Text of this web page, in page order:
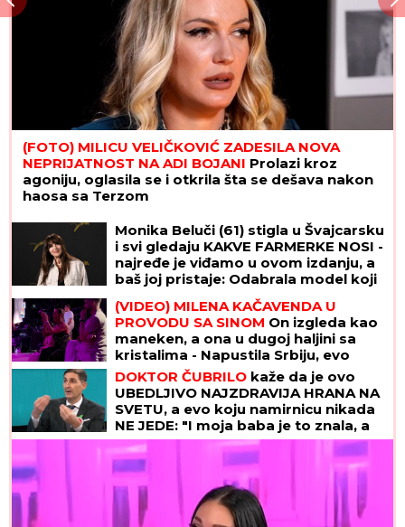
(FOTO) MILICU VELIČKOVIĆ ZADESILA NOVA
NEPRIJATNOST NA ADI BOJANI Prolazi kroz
agoniju, oglasila se i otkrila šta se dešava nakon
haosa sa Terzom
Monika Beluči (61) stigla u Švajcarsku
i svi gledaju KAKVE FARMERKE NOSI -
najređe je viđamo u ovom izdanju, a
baš joj pristaje: Odabrala model koji
izdužuje figuru, a onda se vratila
prepoznatljivom stilu
(VIDEO) MILENA KAČAVENDA U
PROVODU SA SINOM On izgleda kao
maneken, a ona u dugoj haljini sa
kristalima - Napustila Srbiju, evo
kako provodi vreme po izlasku iz
"Elite 9"
DOKTOR ČUBRILO kaže da je ovo
UBEDLJIVO NAJZDRAVIJA HRANA NA
SVETU, a evo koju namirnicu nikada
NE JEDE: "I moja baba je to znala, a
možda vam zvuči suludo"